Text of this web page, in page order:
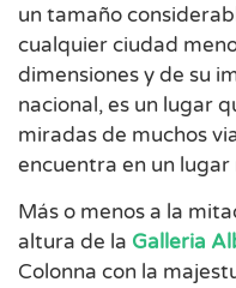
un tamaño
cualquier ciudad
dimensiones y de su
nacional, es un lugar
miradas de muchos
encuentra en un
Más o menos a la
altura de la Galleria
Colonna con la